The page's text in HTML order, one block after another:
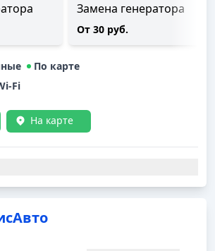
Замена генератора
От 30 руб.
По карте
Fi
На карте